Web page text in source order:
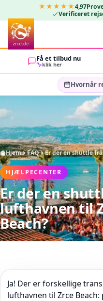
★★★★★4,97
Verificeret
Få et tilbud nu
klik her
Hvornår
Vælg
GÆSTER
2
Hjem FAQ Er der en shuttle
HJÆLPECENTER
Er der en
lufthavnen til
Beach?
Ja! Der er forskellige
lufthavnen til Zrce Beach: